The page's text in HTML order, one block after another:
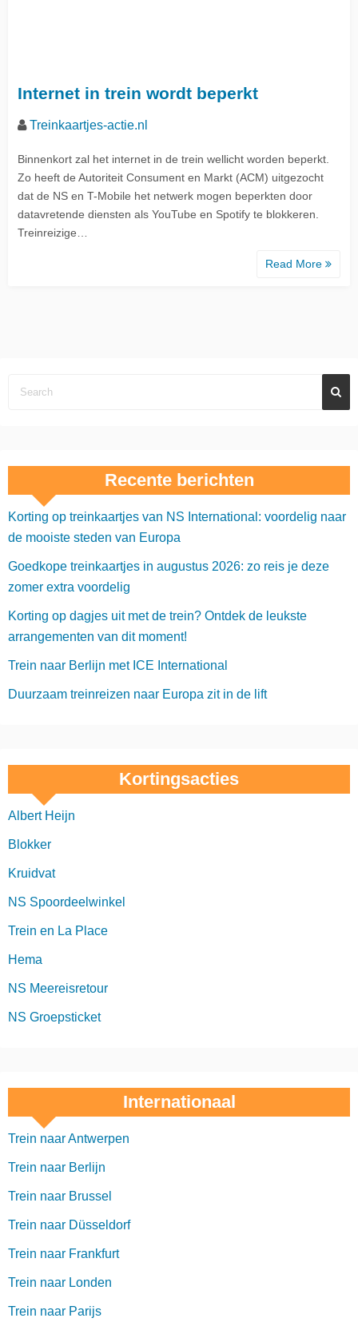
Internet in trein wordt beperkt
Treinkaartjes-actie.nl
Binnenkort zal het internet in de trein wellicht worden beperkt.
Zo heeft de Autoriteit Consument en Markt (ACM) uitgezocht
dat de NS en T-Mobile het netwerk mogen beperkten door
datavretende diensten als YouTube en Spotify te blokkeren.
Treinreizige…
Read More
Recente berichten
Korting op treinkaartjes van NS International: voordelig naar
de mooiste steden van Europa
Goedkope treinkaartjes in augustus 2026: zo reis je deze
zomer extra voordelig
Korting op dagjes uit met de trein? Ontdek de leukste
arrangementen van dit moment!
Trein naar Berlijn met ICE International
Duurzaam treinreizen naar Europa zit in de lift
Kortingsacties
Albert Heijn
Blokker
Kruidvat
NS Spoordeelwinkel
Trein en La Place
Hema
NS Meereisretour
NS Groepsticket
Internationaal
Trein naar Antwerpen
Trein naar Berlijn
Trein naar Brussel
Trein naar Düsseldorf
Trein naar Frankfurt
Trein naar Londen
Trein naar Parijs